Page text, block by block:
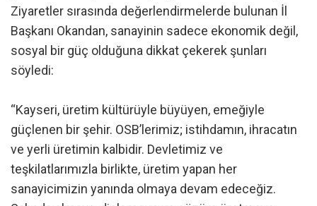
Ziyaretler sırasında değerlendirmelerde bulunan İl
Başkanı Okandan, sanayinin sadece ekonomik değil,
sosyal bir güç olduğuna dikkat çekerek şunları
söyledi:
“Kayseri, üretim kültürüyle büyüyen, emeğiyle
güçlenen bir şehir. OSB’lerimiz; istihdamın, ihracatın
ve yerli üretimin kalbidir. Devletimiz ve
teşkilatlarımızla birlikte, üretim yapan her
sanayicimizin yanında olmaya devam edeceğiz.